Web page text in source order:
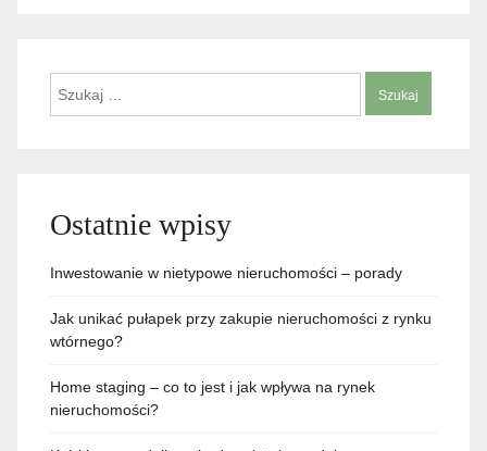
Ostatnie wpisy
Inwestowanie w nietypowe nieruchomości – porady
Jak unikać pułapek przy zakupie nieruchomości z rynku
wtórnego?
Home staging – co to jest i jak wpływa na rynek
nieruchomości?